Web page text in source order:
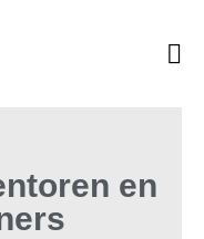
en